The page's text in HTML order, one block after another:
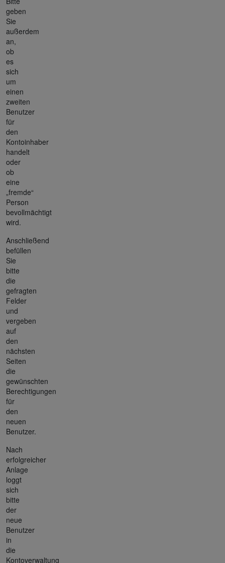
geben
Sie
außerdem
an,
ob
es
sich
um
einen
zweiten
Benutzer
für
den
Kontoinhaber
handelt
oder
ob
eine
„fremde“
Person
bevollmächtigt
wird.
Anschließend
befüllen
Sie
bitte
die
gefragten
Felder
und
vergeben
auf
den
nächsten
Seiten
die
gewünschten
Berechtigungen
für
den
neuen
Benutzer.
Nach
erfolgreicher
Anlage
loggt
sich
bitte
der
neue
Benutzer
in
die
Kontoverwaltung